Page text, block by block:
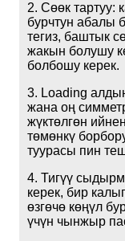
2. Сөөк тартуу:
бурчтун абалы
тегиз, баштык
жакын болушу
болбошу керек.
3. Loading
жана оң
жүктөлгөн
төмөнкү
туурасы пин
4. Тигүү
керек, бир
өзгөчө көңүл
үчүн чынжыр